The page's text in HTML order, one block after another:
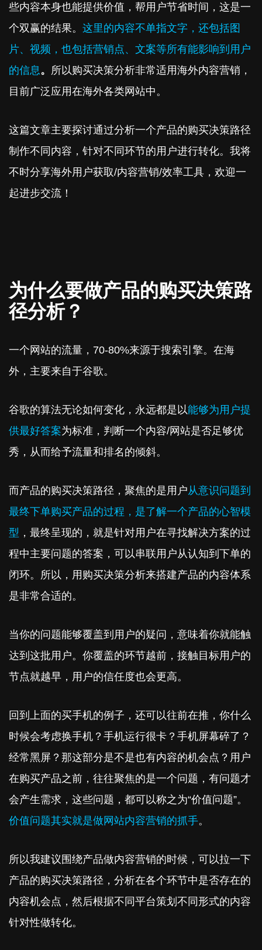
些内容本身也能提供价值，帮用户节省时间，这是一
个双赢的结果。 这里的内容不单指文字，还包括图
片、视频，也包括营销点、文案等所有能影响到用户
的信息 。 所以购买决策分析非常适用海外内容营销，
目前广泛应用在海外各类网站中。
这篇文章主要探讨通过分析一个产品的购买决策路径
制作不同内容，针对不同环节的用户进行转化。我将
不时分享海外用户获取/内容营销/效率工具，欢迎一
起进步交流！
为什么要做产品的购买决策路
径分析？
一个网站的流量，70-80%来源于搜索引擎。在海
外，主要来自于谷歌。
谷歌的算法无论如何变化，永远都是以能够为用户提
供最好答案为标准，判断一个内容/网站是否足够优
秀，从而给予流量和排名的倾斜。
而产品的购买决策路径，聚焦的是用户从意识问题到
最终下单购买产品的过程，是了解一个产品的心智模
型 ，最终呈现的，就是针对用户在寻找解决方案的过
程中主要问题的答案，可以串联用户从认知到下单的
闭环。所以，用购买决策分析来搭建产品的内容体系
是非常合适的。
当你的问题能够覆盖到用户的疑问，意味着你就能触
达到这批用户。你覆盖的环节越前，接触目标用户的
节点就越早，用户的信任度也会更高。
回到上面的买手机的例子，还可以往前在推，你什么
时候会考虑换手机？手机运行很卡？手机屏幕碎了？
经常黑屏？那这部分是不是也有内容的机会点？用户
在购买产品之前，往往聚焦的是一个问题，有问题才
会产生需求，这些问题，都可以称之为“价值问题”。
价值问题其实就是做网站内容营销的抓手。
所以我建议围绕产品做内容营销的时候，可以拉一下
产品的购买决策路径，分析在各个环节中是否存在的
内容机会点，然后根据不同平台策划不同形式的内容
针对性做转化。